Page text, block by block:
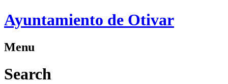
Ayuntamiento de Otivar
Menu
Search